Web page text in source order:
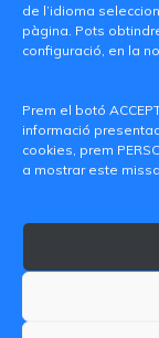
de l’idioma
pàgina. Pots
configuració, en la
Prem el botó
informació
cookies, prem
a mostrar este
C/